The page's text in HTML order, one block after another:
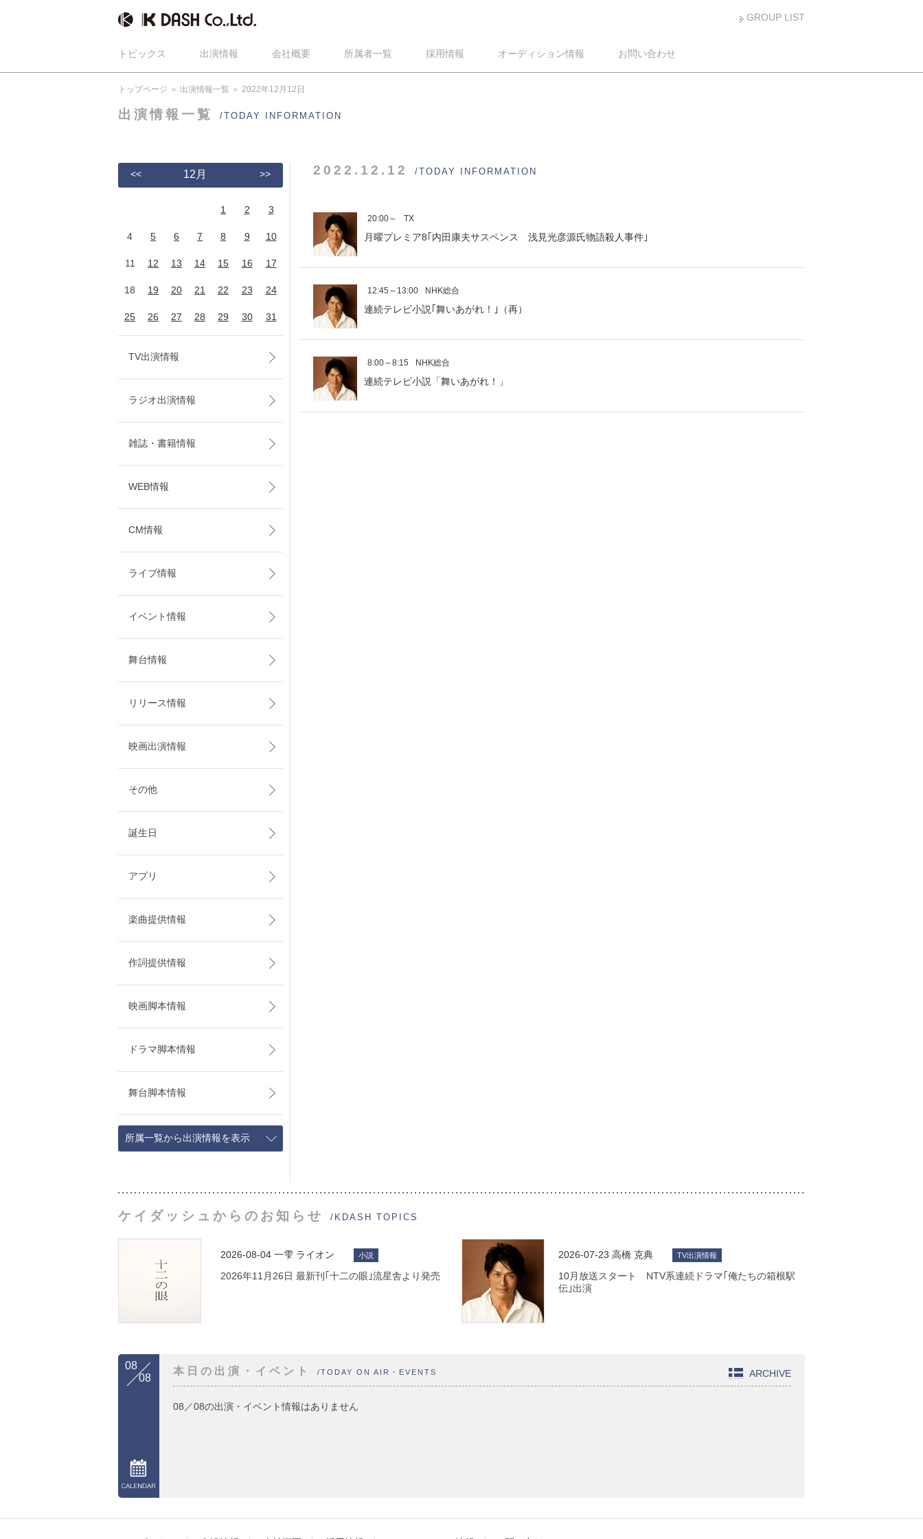
GROUP LIST
トピックス 出演情報 会社概要 所属者一覧 採用情報 オーディション情報 お問い合わせ
トップページ 出演情報一覧 2022年12月12日
出演情報一覧 /TODAY INFORMATION
2022.12.12 /TODAY INFORMATION
20:00～ TX
月曜プレミア8｢内田康夫サスペンス 浅見光彦源氏物語殺人事件｣
12:45～13:00 NHK総合
連続テレビ小説｢舞いあがれ！｣（再）
8:00～8:15 NHK総合
連続テレビ小説「舞いあがれ！」
<< 12月 >>
1 2 3
4 5 6 7 8 9 10
11 12 13 14 15 16 17
18 19 20 21 22 23 24
25 26 27 28 29 30 31
TV出演情報
ラジオ出演情報
雑誌・書籍情報
WEB情報
CM情報
ライブ情報
イベント情報
舞台情報
リリース情報
映画出演情報
その他
誕生日
アプリ
楽曲提供情報
作詞提供情報
映画脚本情報
ドラマ脚本情報
舞台脚本情報
所属一覧から出演情報を表示
ケイダッシュからのお知らせ /KDASH TOPICS
2026-08-04 一雫 ライオン 小説
2026年11月26日 最新刊｢十二の眼｣流星舎より発売
2026-07-23 高橋 克典 TV出演情報
10月放送スタート NTV系連続ドラマ｢俺たちの箱根駅
伝｣出演
08
08
本日の出演・イベント /TODAY ON AIR・EVENTS
08／08の出演・イベント情報はありません
ARCHIVE